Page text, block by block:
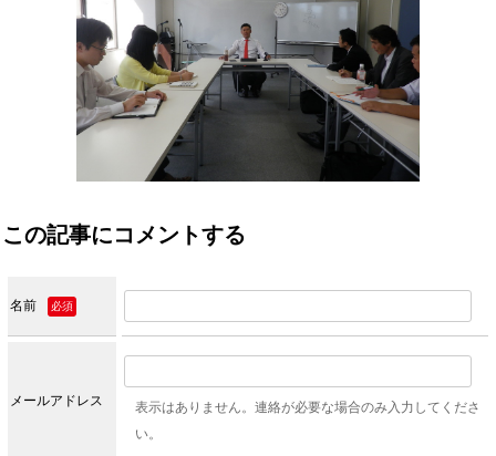
この記事にコメントする
名前 必須
メールアドレス
表示はありません。連絡が必要な場合のみ入力してくださ
い。